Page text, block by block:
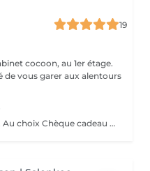
19
cocoon, au 1er étage.
Massage visage drainant/relaxant. Au choix Chèque cadeau disponible (Montant de votre choix, celui-ci est à indiquer lors de votre demande)